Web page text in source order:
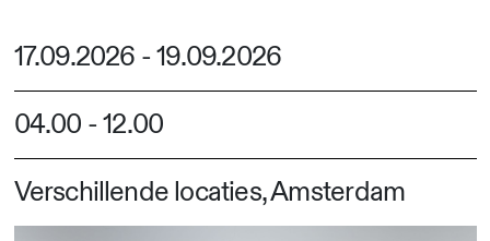
17.09.2026 -19.09.2026
04.00 -12.00
Verschillende locaties, Amsterdam